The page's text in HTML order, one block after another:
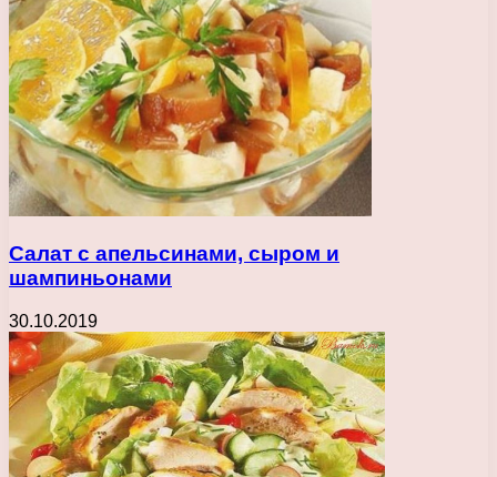
Салат с апельсинами, сыром и
шампиньонами
30.10.2019